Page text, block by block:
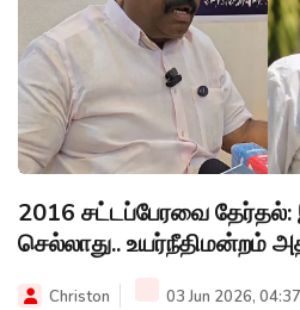
2016 சட்டப்பேரவை
செல்லாது.. உயர்நீதிமன்றம்
Christon 03 Jun 2026,